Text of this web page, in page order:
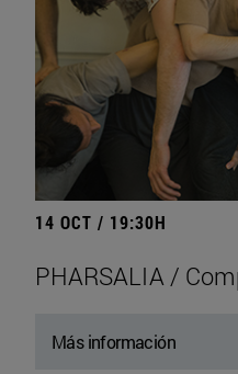
14 OCT / 19:30H
PHARSALIA /
Más información